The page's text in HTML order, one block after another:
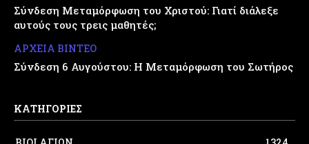
Σύνδεση Μεταμόρφωση του Χριστού: Γιατί διάλεξε
αυτούς τους τρεις μαθητές;
ΑΡΧΕΙΑ ΒΙΝΤΕΟ
Σύνδεση 6 Αυγούστου: Η Μεταμόρφωση του Σωτήρος
ΚΑΤΗΓΟΡΙΕΣ